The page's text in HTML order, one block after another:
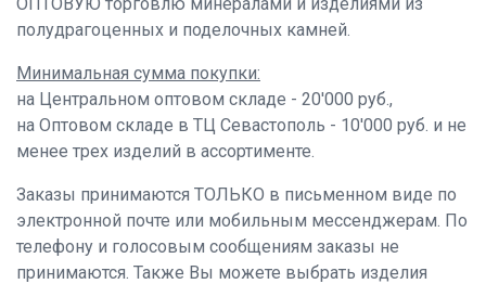
полудрагоценных и поделочных камней.
Минимальная сумма покупки:
на Центральном оптовом складе - 20'000 руб.,
на Оптовом складе в ТЦ Севастополь - 10'000 руб. и не
менее трех изделий в ассортименте.
Заказы принимаются ТОЛЬКО в письменном виде по
электронной почте или мобильным мессенджерам. По
телефону и голосовым сообщениям заказы не
принимаются. Также Вы можете выбрать изделия